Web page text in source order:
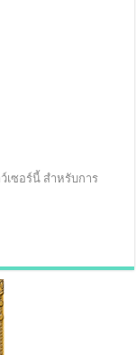
เซอร์นี้ สำหรับการ